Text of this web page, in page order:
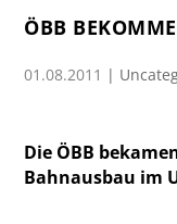
ÖBB
01.08.2011 |
Die ÖBB
Bahnausbau im